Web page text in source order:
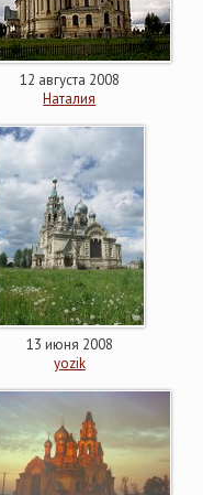
12 августа 2008
Наталия
13 июня 2008
yozik